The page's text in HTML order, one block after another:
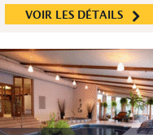
VOIR LES DÉTAILS